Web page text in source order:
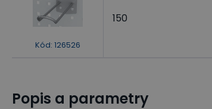
Kód: 126526
150
Popis a parametry